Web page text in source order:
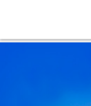
Pular para o